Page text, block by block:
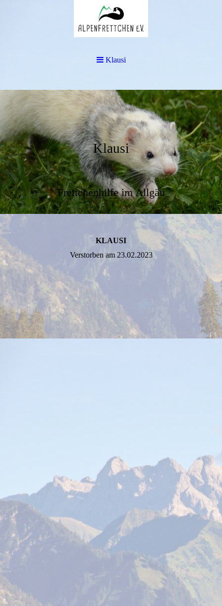
Klausi
Frettchenhilfe im Allgäu
KLAUSI
Verstorben am 23.02.2023
Klausi